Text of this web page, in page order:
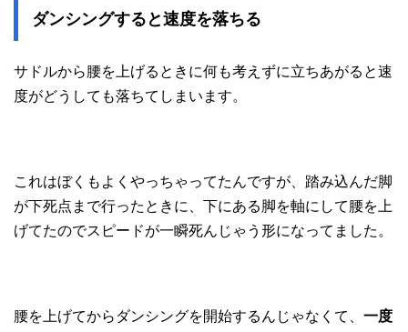
ダンシングすると速度を落ちる
サドルから腰を上げるときに何も考えずに立ちあがると速
度がどうしても落ちてしまいます。
これはぼくもよくやっちゃってたんですが、踏み込んだ脚
が下死点まで行ったときに、下にある脚を軸にして腰を上
げてたのでスピードが一瞬死んじゃう形になってました。
腰を上げてからダンシングを開始するんじゃなくて、 一度